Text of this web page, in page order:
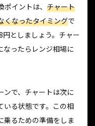
イントは、 チャート
くなったタイミングで
としましょう。チャー
なったらレンジ相場に
ンで、チャートは次に
いる状態です。この相
乗るための準備をしま